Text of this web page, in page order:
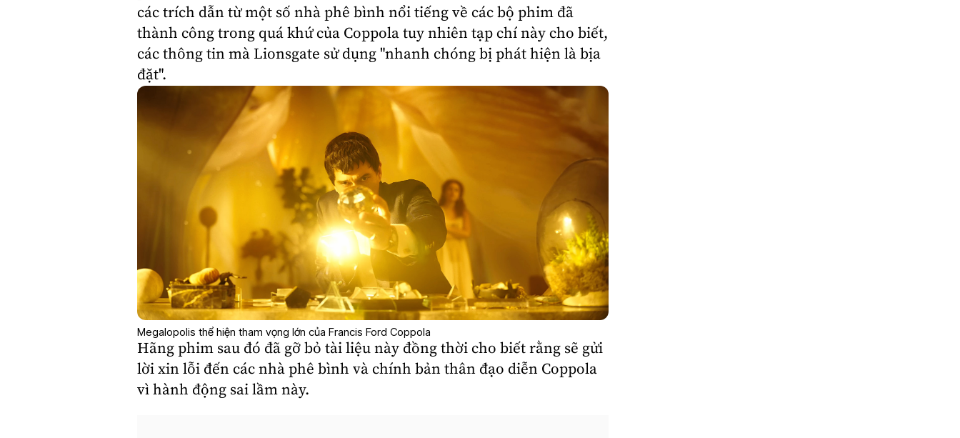
các trích dẫn từ một số nhà phê bình nổi tiếng về các bộ phim đã
thành công trong quá khứ của Coppola tuy nhiên tạp chí này cho biết,
các thông tin mà Lionsgate sử dụng "nhanh chóng bị phát hiện là bịa
đặt".
Megalopolis thể hiện tham vọng lớn của Francis Ford Coppola
Hãng phim sau đó đã gỡ bỏ tài liệu này đồng thời cho biết rằng sẽ gửi
lời xin lỗi đến các nhà phê bình và chính bản thân đạo diễn Coppola
vì hành động sai lầm này.